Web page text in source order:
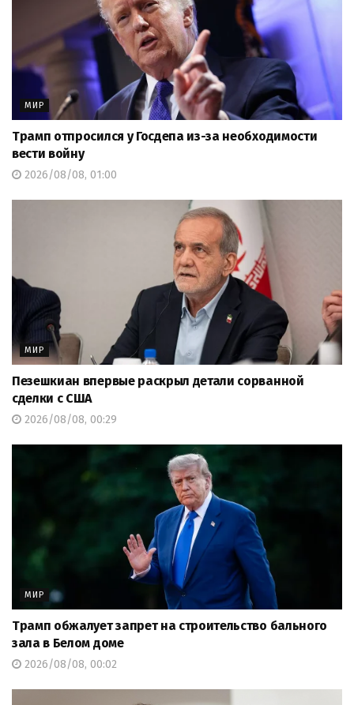
МИР
Трамп отпросился у Госдепа из-за необходимости
вести войну
2026/08/08, 01:00
МИР
Пезешкиан впервые раскрыл детали сорванной
сделки с США
2026/08/08, 00:29
МИР
Трамп обжалует запрет на строительство бального
зала в Белом доме
2026/08/08, 00:02